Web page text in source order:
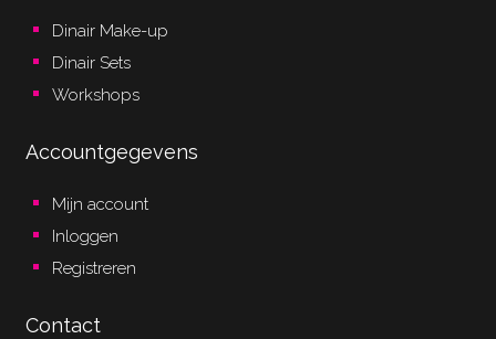
Dinair Make-up
Dinair Sets
Workshops
Accountgegevens
Mijn account
Inloggen
Registreren
Contact